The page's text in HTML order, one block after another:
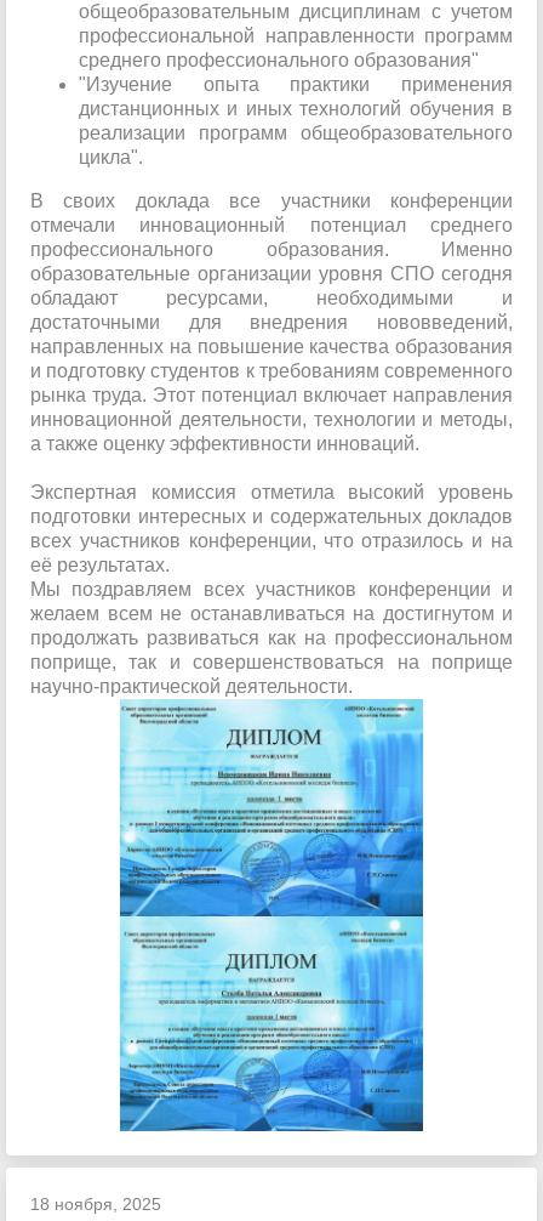
общеобразовательным дисциплинам с учетом
профессиональной направленности программ
среднего профессионального образования"
"Изучение опыта практики применения
дистанционных и иных технологий обучения в
реализации программ общеобразовательного
цикла".
В своих доклада все участники конференции
отмечали инновационный потенциал среднего
профессионального образования. Именно
образовательные организации уровня СПО сегодня
обладают ресурсами, необходимыми и
достаточными для внедрения нововведений,
направленных на повышение качества образования
и подготовку студентов к требованиям современного
рынка труда. Этот потенциал включает направления
инновационной деятельности, технологии и методы,
а также оценку эффективности инноваций.
Экспертная комиссия отметила высокий уровень
подготовки интересных и содержательных докладов
всех участников конференции, что отразилось и на
её результатах.
Мы поздравляем всех участников конференции и
желаем всем не останавливаться на достигнутом и
продолжать развиваться как на профессиональном
поприще, так и совершенствоваться на поприще
научно-практической деятельности.
18 ноября, 2025